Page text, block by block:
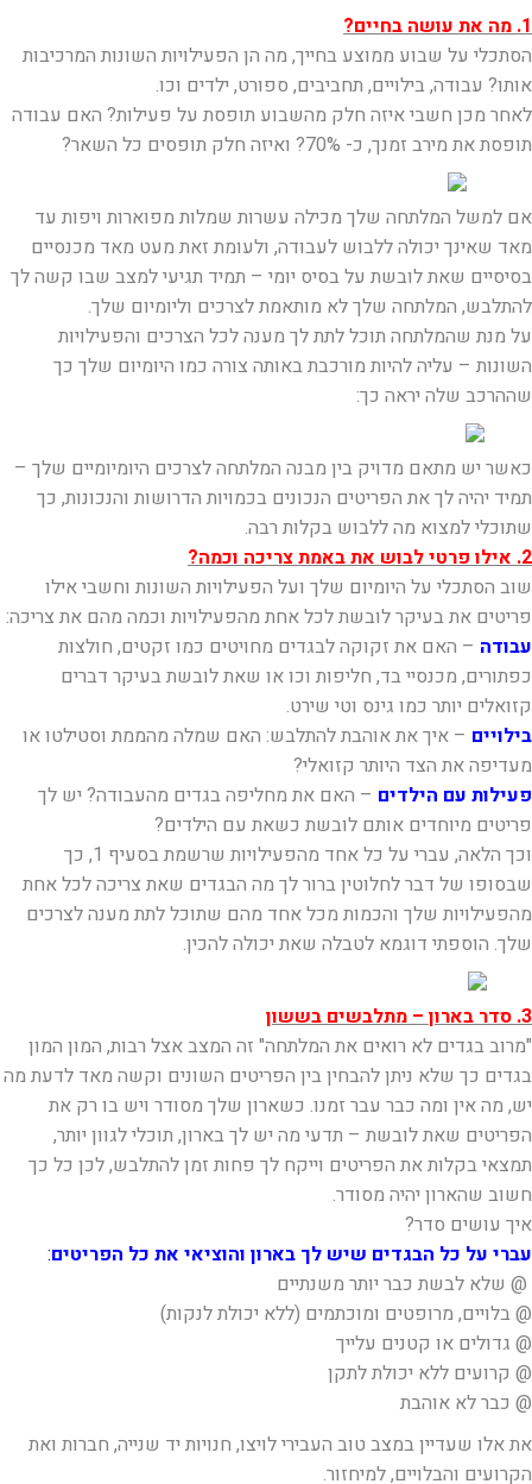
1. מה את עושה בחיים?
הסתכלי על שבוע ממוצע בחייך, מה הן הפעילויות השונות המרכיבות
אותו? עבודה, בילויים, תחביבים, ספורט, ילדים וכו.
לאחר מכן חשבי איזה חלק מהשבוע תופסת על פעילות? האם עבודה
תופסת את מירב זמנך, כ- 70%? ואיזה חלק תופסים כל השאר?
אם למשל המלתחה שלך מכילה עשרות שמלות מפוארות ויפות עד
מאד שאינך יכולה ללבוש לעבודה, ולעומת זאת מעט מאד מכנסיים
בסיסיים שאת לובשת על בסיס יומי – תמיד תגיעי למצב שבו קשה לך
להתלבש, המלתחה שלך לא מותאמת לצרכים וליומיום שלך.
על מנת שהמלתחה תוכל לתת לך מענה לכל הצרכים והפעילויות
השונות – עליה להיות מורכבת באותה צורה כמו היומיום שלך כך
שההרכב שלה יראה כך:
כאשר יש מתאם מדויק בין מבנה המלתחה לצרכים היומיומיים שלך –
תמיד יהיה לך את הפריטים הנכונים בכמויות הדרושות והנכונות, כך
שתוכלי למצוא מה ללבוש בקלות רבה.
2. אילו פרטי לבוש את באמת צריכה וכמה?
שוב הסתכלי על היומיום שלך ועל הפעילויות השונות וחשבי אילו
פריטים את בעיקר לובשת לכל אחת מהפעילויות וכמה מהם את צריכה:
עבודה – האם את זקוקה לבגדים מחויטים כמו זקטים, חולצות
כפתורים, מכנסיי בד, חליפות וכו או שאת לובשת בעיקר דברים
קזואלים יותר כמו גינס וטי שירט.
בילויים – איך את אוהבת להתלבש: האם שמלה מהממת וסטילטו או
מעדיפה את הצד היותר קזואלי?
פעילות עם הילדים – האם את מחליפה בגדים מהעבודה? יש לך
פריטים מיוחדים אותם לובשת כשאת עם הילדים?
וכך הלאה, עברי על כל אחד מהפעילויות שרשמת בסעיף 1, כך
שבסופו של דבר לחלוטין ברור לך מה הבגדים שאת צריכה לכל אחת
מהפעילויות שלך והכמות מכל אחד מהם שתוכל לתת מענה לצרכים
שלך. הוספתי דוגמא לטבלה שאת יכולה להכין.
3. סדר בארון – מתלבשים בששון
"מרוב בגדים לא רואים את המלתחה" זה המצב אצל רבות, המון המון
בגדים כך שלא ניתן להבחין בין הפריטים השונים וקשה מאד לדעת מה
יש, מה אין ומה כבר עבר זמנו. כשארון שלך מסודר ויש בו רק את
הפריטים שאת לובשת – תדעי מה יש לך בארון, תוכלי לגוון יותר,
תמצאי בקלות את הפריטים וייקח לך פחות זמן להתלבש, לכן כל כך
חשוב שהארון יהיה מסודר.
איך עושים סדר?
עברי על כל הבגדים שיש לך בארון והוציאי את כל הפריטים:
@ שלא לבשת כבר יותר משנתיים
@ בלויים, מרופטים ומוכתמים (ללא יכולת לנקות)
@ גדולים או קטנים עלייך
@ קרועים ללא יכולת לתקן
@ כבר לא אוהבת
את אלו שעדיין במצב טוב העבירי לויצו, חנויות יד שנייה, חברות ואת
הקרועים והבלויים, למיחזור.